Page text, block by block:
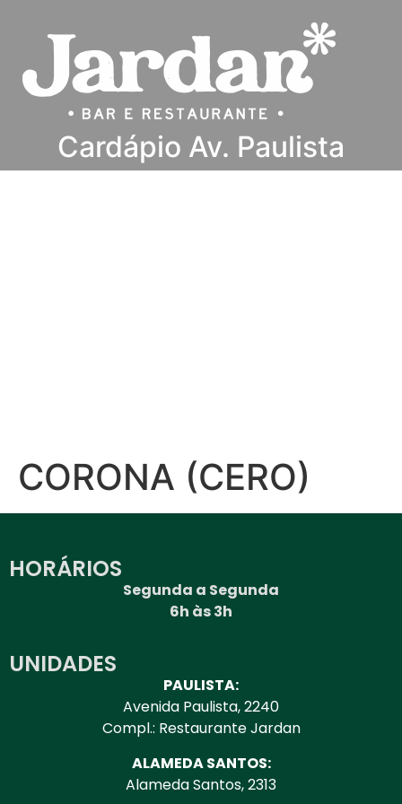
Cardápio Av. Paulista
CORONA (CERO)
HORÁRIOS
Segunda a Segunda
6h às 3h
UNIDADES
PAULISTA:
Avenida Paulista, 2240
Compl.: Restaurante Jardan
ALAMEDA SANTOS:
Alameda Santos, 2313